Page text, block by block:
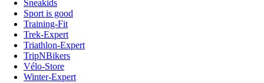
Sneakids
Sport is good
Training-Fit
Trek-Expert
Triathlon-Expert
TripNBikers
Vélo-Store
Winter-Expert